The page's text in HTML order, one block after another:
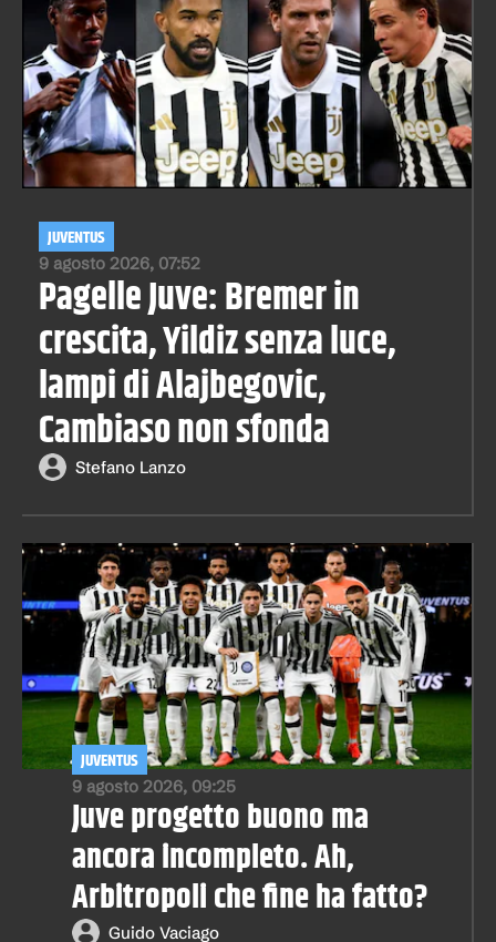
9 agosto 2026, 07:52
JUVENTUS
Pagelle Juve: Bremer in
crescita, Yildiz senza luce,
lampi di Alajbegovic,
Cambiaso non sfonda
Stefano Lanzo
9 agosto 2026, 09:25
JUVENTUS
Juve progetto buono ma
ancora incompleto. Ah,
Arbitropoli che fine ha fatto?
Guido Vaciago